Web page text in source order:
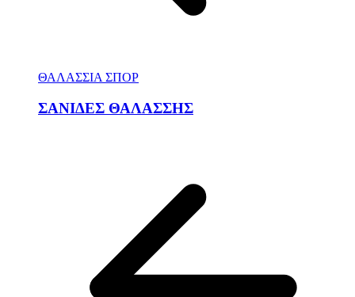
ΘΑΛΑΣΣΙΑ ΣΠΟΡ
ΣΑΝΙΔΕΣ ΘΑΛΑΣΣΗΣ